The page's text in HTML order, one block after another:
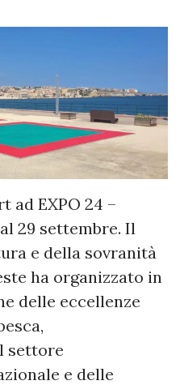
ad EXPO 24 –
29 settembre. Il
e della sovranità
ha organizzato in
delle eccellenze
settore
e delle